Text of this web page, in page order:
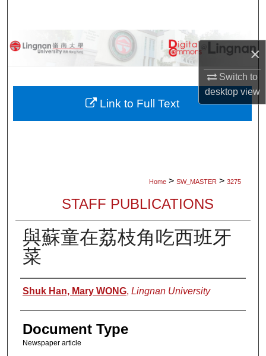
×
Switch to
desktopview
Browse Collections
About
Home > SW_MASTER > 3275
STAFF PUBLICATIONS
與蘇童在荔枝角吃西班牙
菜
Authors
Shuk Han, Mary WONG, Lingnan University
Document Type
Newspaper article
Link to Full Text